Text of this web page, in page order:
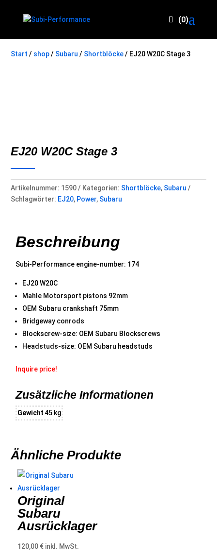
(0)
Start / shop/ Subaru / Shortblöcke/ EJ20 W20C Stage 3
EJ20 W20C Stage 3
Artikelnummer: 1590 Kategorien: Shortblöcke, Subaru
Schlagwörter: EJ20, Power, Subaru
Beschreibung
Subi-Performance engine-number: 174
EJ20 W20C
Mahle Motorsport pistons 92mm
OEM Subaru crankshaft 75mm
Bridgeway conrods
Blockscrew-size: OEM Subaru Blockscrews
Headstuds-size: OEM Subaru headstuds
Inquire price!
Zusätzliche Informationen
Gewicht 45 kg
Ähnliche Produkte
Original
Subaru
Ausrücklager
120,00 € inkl. MwSt.